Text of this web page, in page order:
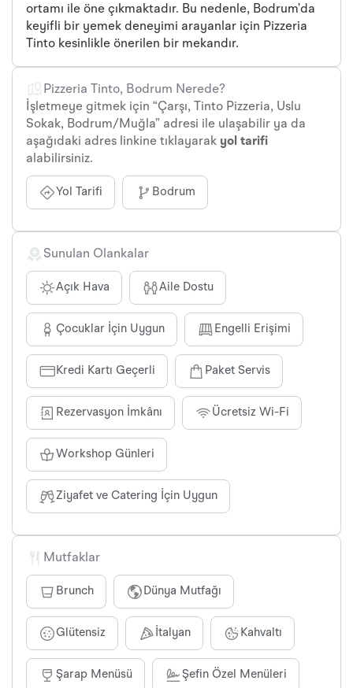
ortamı ile öne çıkmaktadır. Bu nedenle, Bodrum’da
keyifli bir yemek deneyimi arayanlar için Pizzeria
Tinto kesinlikle önerilen bir mekandır.
Pizzeria Tinto, Bodrum Nerede?
İşletmeye gitmek için “Çarşı, Tinto Pizzeria, Uslu
Sokak, Bodrum/Muğla” adresi ile ulaşabilir ya da
aşağıdaki adres linkine tıklayarak yol tarifi
alabilirsiniz.
Yol Tarifi Bodrum
Sunulan Olankalar
Açık Hava Aile Dostu
Çocuklar İçin Uygun Engelli Erişimi
Kredi Kartı Geçerli Paket Servis
Rezervasyon İmkânı Ücretsiz Wi-Fi
Workshop Günleri
Ziyafet ve Catering İçin Uygun
Mutfaklar
Brunch Dünya Mutfağı
Glütensiz İtalyan Kahvaltı
Şarap Menüsü Şefin Özel Menüleri